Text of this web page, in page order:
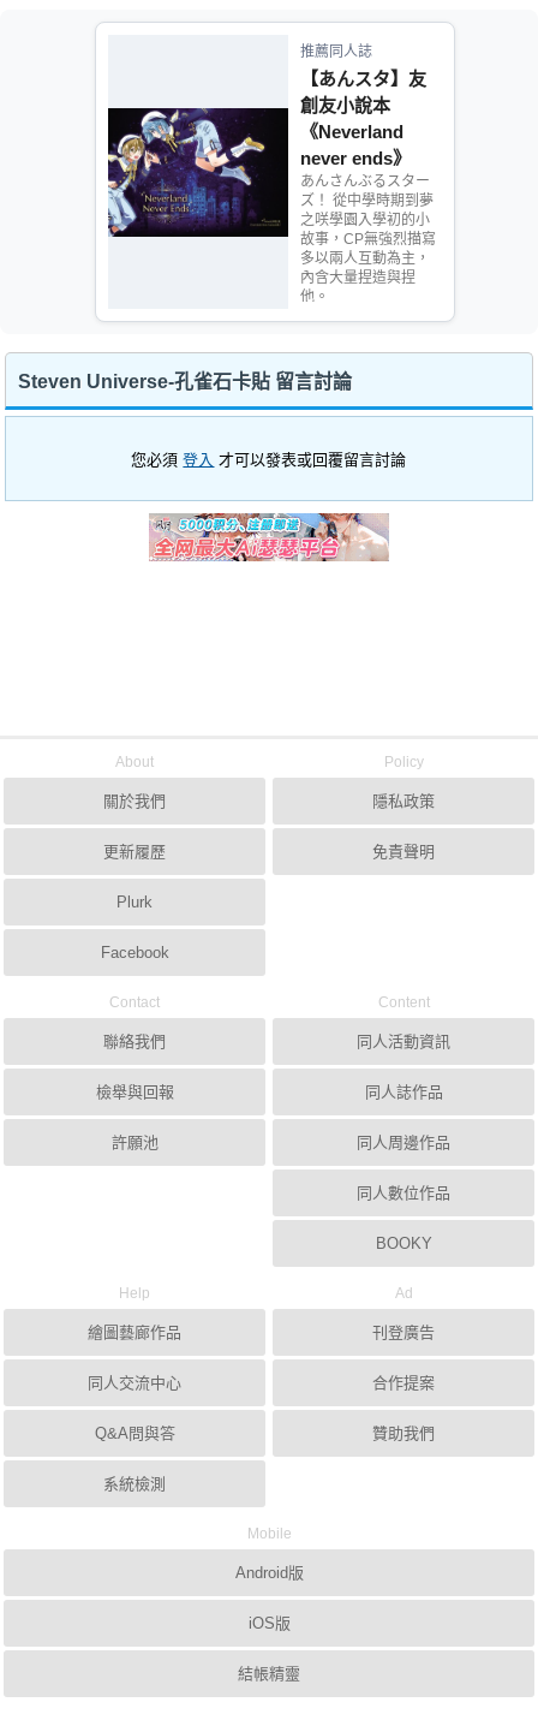
推薦同人誌
【あんスタ】友
創友小說本
《Neverland
never ends》
あんさんぶるスター
ズ！ 從中學時期到夢
之咲學園入學初的小
故事，CP無強烈描寫
多以兩人互動為主，
內含大量捏造與捏
他。
Steven Universe-孔雀石卡貼 留言討論
您必須登入 才可以發表或回覆留言討論
About
關於我們
更新履歷
Plurk
Facebook
Policy
隱私政策
免責聲明
Contact
聯絡我們
檢舉與回報
許願池
Content
同人活動資訊
同人誌作品
同人周邊作品
同人數位作品
BOOKY
Help
繪圖藝廊作品
同人交流中心
Q&A問與答
系統檢測
Ad
刊登廣告
合作提案
贊助我們
Mobile
Android版
iOS版
結帳精靈